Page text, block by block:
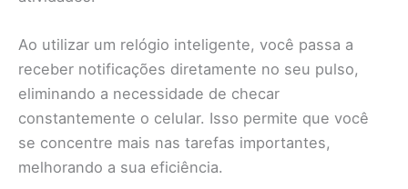
Ao utilizar um relógio inteligente, você passa a
receber notificações diretamente no seu pulso,
eliminando a necessidade de checar
constantemente o celular. Isso permite que você
se concentre mais nas tarefas importantes,
melhorando a sua eficiência.